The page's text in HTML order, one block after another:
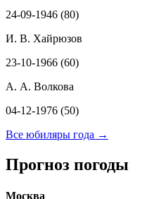
24-09-1946 (80)
И. В. Хайрюзов
23-10-1966 (60)
А. А. Волкова
04-12-1976 (50)
Все юбиляры года →
Прогноз погоды
Москва